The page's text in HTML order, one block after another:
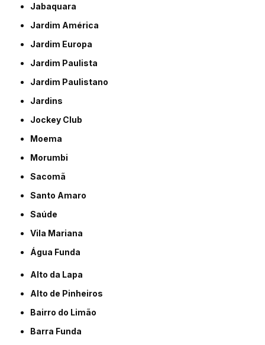
Jabaquara
Jardim América
Jardim Europa
Jardim Paulista
Jardim Paulistano
Jardins
Jockey Club
Moema
Morumbi
Sacomã
Santo Amaro
Saúde
Vila Mariana
Água Funda
Alto da Lapa
Alto de Pinheiros
Bairro do Limão
Barra Funda